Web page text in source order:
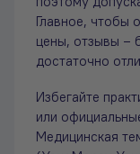
Главное, чтобы
цены, отзывы –
достаточно
Избегайте
или
Медицинская